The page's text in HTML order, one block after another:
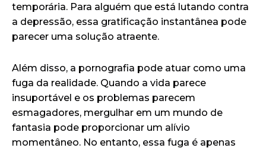
temporária. Para alguém que está lutando contra
a depressão, essa gratificação instantânea pode
parecer uma solução atraente.
Além disso, a pornografia pode atuar como uma
fuga da realidade. Quando a vida parece
insuportável e os problemas parecem
esmagadores, mergulhar em um mundo de
fantasia pode proporcionar um alívio
momentâneo. No entanto, essa fuga é apenas